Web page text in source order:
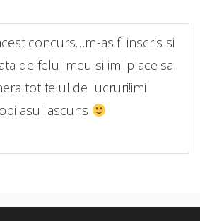
concurs…m-as fi inscris si
de felul meu si imi place sa
tot felul de lucruri!imi
ascuns